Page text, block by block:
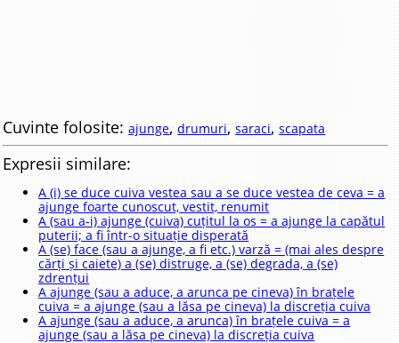
Cuvinte folosite:ajunge,drumuri,saraci,scapata
Expresii similare:
A (i) se duce cuiva vestea sau a se duce vestea de ceva = a
ajunge foarte cunoscut, vestit, renumit
A (sau a-i) ajunge (cuiva) cuțitul la os = a ajunge la capătul
puterii; a fi într-o situație disperată
A (se) face (sau a ajunge, a fi etc.) varză = (mai ales despre
cărți și caiete) a (se) distruge, a (se) degrada, a (se)
zdrențui
A ajunge (sau a aduce, a arunca pe cineva) în brațele
cuiva = a ajunge (sau a lăsa pe cineva) la discreția cuiva
A ajunge (sau a aduce, a arunca) în brațele cuiva = a
ajunge (sau a lăsa pe cineva) la discreția cuiva